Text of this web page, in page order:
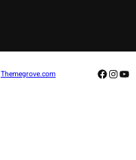
Themegrove.com